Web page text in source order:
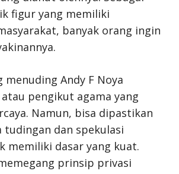
figur yang memiliki
banyak orang ingin
menuding Andy F Noya
pengikut agama yang
Namun, bisa dipastikan
tudingan dan spekulasi
memiliki dasar yang kuat.
prinsip privasi